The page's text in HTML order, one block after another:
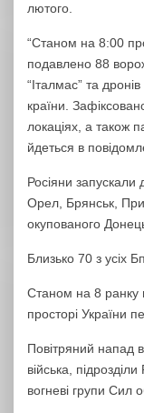
лютого.
“Станом на 8:00
подавлено 88
“Італмас” та дронів
країни.
локаціях, а також
йдеться в
Росіяни запускали
Орел, Брянськ,
окупованого
Близько 70 з усіх
Станом на 8 ранку
просторі України
Повітряний напад
війська,
вогневі групи Сил